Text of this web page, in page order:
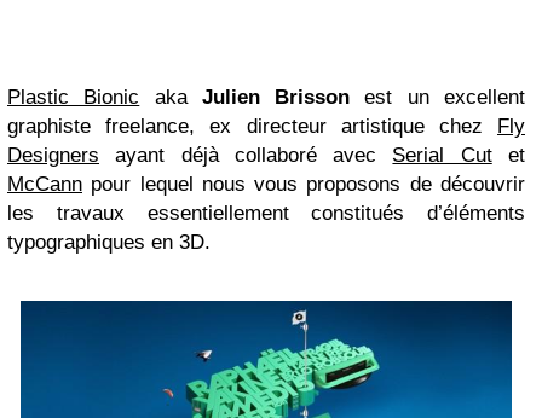
Plastic Bionic aka Julien Brisson est un excellent
graphiste freelance, ex directeur artistique chez Fly
Designers ayant déjà collaboré avec Serial Cutet
McCann pour lequel nous vous proposons de découvrir
les travaux essentiellement constitués d’éléments
typographiques en 3D.